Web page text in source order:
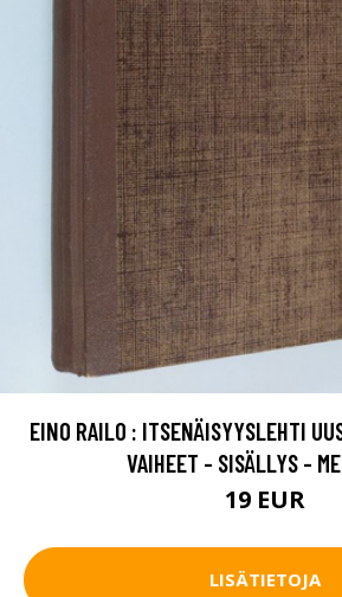
EINO RAILO : ITSENÄISYYSLEHTI
VAIHEET - SISÄLLYS -
19 EUR
LISÄTIETOJA